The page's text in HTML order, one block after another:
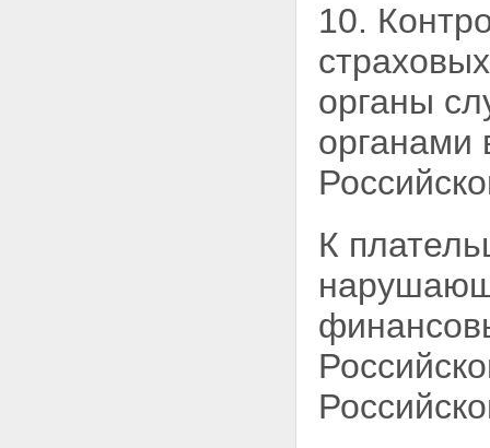
10.
органы
органами
К